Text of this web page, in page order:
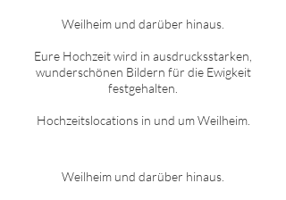
Weilheim und darüber hinaus.
Eure Hochzeit wird in ausdrucksstarken,
wunderschönen Bildern für die Ewigkeit
festgehalten.
Hochzeitslocations in und umWeilheim.
Weilheim und darüber hinaus.